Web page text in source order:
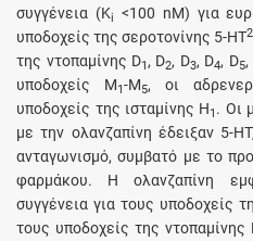
συγγένεια (Κi
<100 nΜ) για
υποδοχείς της σεροτονίνης 5-HT
της ντοπαμίνης D1 , D2, D3, D4, D5,
υποδοχείς Μ1-Μ5, οι
υποδοχείς της ισταμίνης H1 . Οι
με την ολανζαπίνη έδειξαν 5-
ανταγωνισμό, συμβατό με το
φαρμάκου. Η ολανζαπίνη
συγγένεια για τους υποδοχείς
τους υποδοχείς της ντοπαμίνης